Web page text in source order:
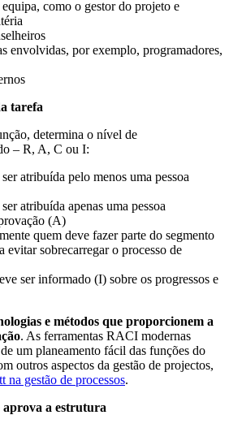
como o gestor do projeto e
envolvidas, por exemplo, programadores,
tarefa
determina o nível de
– R, A, C ou I:
atribuída pelo menos uma pessoa
atribuída apenas uma pessoa
(A)
quem deve fazer parte do segmento
evitar sobrecarregar o processo de
ser informado (I) sobre os progressos e
e métodos que proporcionem a
. As ferramentas RACI modernas
um planeamento fácil das funções do
outros aspectos da gestão de projectos,
na gestão de processos.
aprova a estrutura